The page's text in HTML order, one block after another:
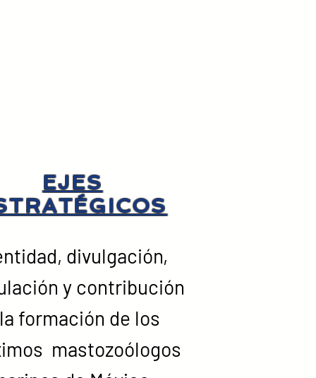
EJES
divulgación,
y contribución
formación de los
mastozoólogos